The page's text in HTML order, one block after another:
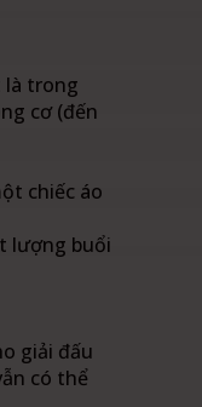
là trong
cơ (đến
chiếc áo
lượng buổi
giải đấu
có thể